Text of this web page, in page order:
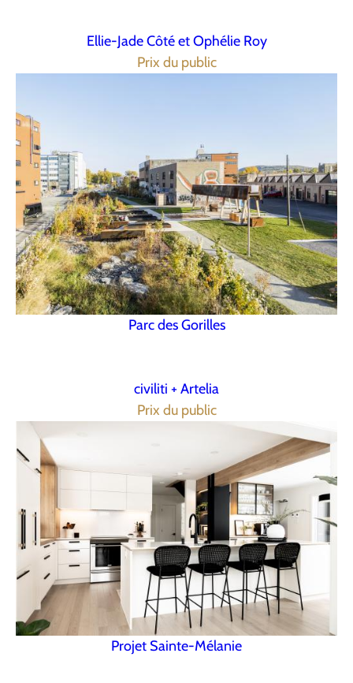
Ellie-Jade Côté et Ophélie Roy
Prix du public
Parc des Gorilles
civiliti + Artelia
Prix du public
Projet Sainte-Mélanie